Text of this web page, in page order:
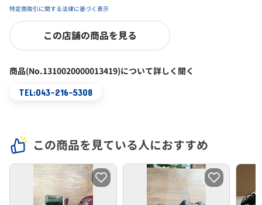
特定商取引に関する法律に基づく表示
この店舗の商品を見る
商品(No.1310020000013419)について詳しく聞く
TEL:043-216-5308
この商品を見ている人におすすめ